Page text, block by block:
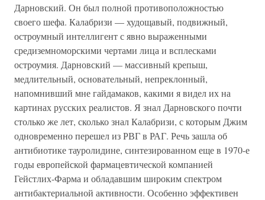
Дарновский. Он был полной противоположностью
своего шефа. Калабризи — худощавый, подвижный,
остроумный интеллигент с явно выраженными
средиземноморскими чертами лица и всплесками
остроумия. Дарновский — массивный крепыш,
медлительный, основательный, непреклонный,
напомнивший мне гайдамаков, какими я видел их на
картинах русских реалистов. Я знал Дарновского почти
столько же лет, сколько знал Калабризи, с которым Джим
одновременно перешел из РВГ в РАГ. Речь зашла об
антибиотике тауролидине, синтезированном еще в 1970-е
годы европейской фармацевтической компанией
Гейстлих-Фарма и обладавшим широким спектром
антибактериальной активности. Особенно эффективен